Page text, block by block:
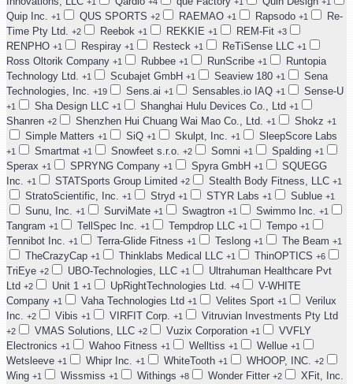
Quip Inc. +1 QUS SPORTS +2 RAEMAO +1 Rapsodo +1
Re-
Time Pty Ltd. +2 Reebok +1 REKKIE +1 REM-Fit +3
RENPHO +1 Respiray +1 Resteck +1 ReTiSense LLC +1
Ross Oltorik Company +1 Rubbee +1 RunScribe +1
Runtopia
Technology Ltd. +1 Scubajet GmbH +1 Seaview 180 +1
Sena
Technologies, Inc. +19 Sens.ai +1 Sensables.io IAQ +1 Sense-U
+1 Sha Design LLC +1 Shanghai Hulu Devices Co., Ltd +1
Shanren +2 Shenzhen Hui Chuang Wai Mao Co., Ltd. +1 Shokz +1
Simple Matters +1 SiQ +1 Skulpt, Inc. +1 SleepScore Labs
+1 Smartmat +1 Snowfeet s.r.o. +2 Somni +1 Spalding +1
Sperax +1 SPRYNG Company +1 Spyra GmbH +1
SQUEGG
Inc. +1 STATSports Group Limited +2 Stealth Body Fitness, LLC +1
StratoScientific, Inc. +1 Stryd +1 STYR Labs +1 Sublue +1
Sunu, Inc. +1 SurviMate +1 Swagtron +1 Swimmo Inc. +1
Tangram +1 TellSpec Inc. +1 Tempdrop LLC +1 Tempo +1
Tennibot Inc. +1 Terra-Glide Fitness +1 Teslong +1 The Beam +1
TheCrazyCap +1 Thinklabs Medical LLC +1 ThinOPTICS +6
TriEye +2 UBO-Technologies, LLC +1
Ultrahuman Healthcare Pvt
Ltd +2 Unit 1 +1 UpRightTechnologies Ltd. +4
V-WHITE
Company +1 Vaha Technologies Ltd +1 Velites Sport +1
Verilux
Inc. +2 Vibis +1 VIRFIT Corp. +1 Vitruvian Investments Pty Ltd
+2 VMAS Solutions, LLC +2 Vuzix Corporation +1
VVFLY
Electronics +1 Wahoo Fitness +1 Welltiss +1 Wellue +1
Wetsleeve +1 Whipr Inc. +1 WhiteTooth +1 WHOOP, INC. +2
Wing +1 Wissmiss +1 Withings +8 Wonder Fitter +2 XFit, Inc.